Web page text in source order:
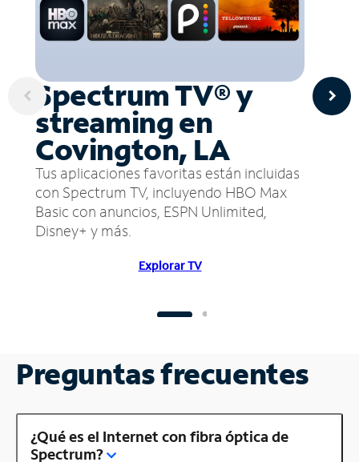
Spectrum TV® y
streaming en
Covington, LA
Tus aplicaciones favoritas están incluidas
con Spectrum TV, incluyendo HBO Max
Basic con anuncios, ESPN Unlimited,
Disney+ y más.
Explorar TV
Preguntas frecuentes
¿Qué es el Internet con fibra óptica de
Spectrum?